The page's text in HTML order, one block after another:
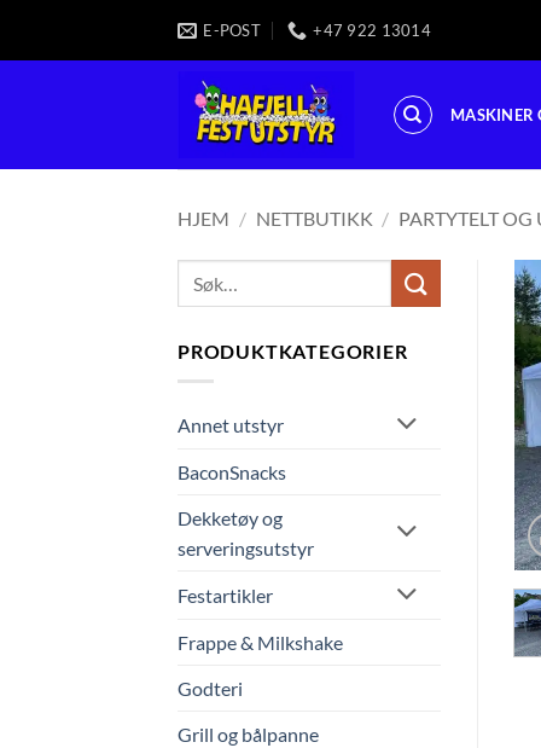
E-POST +47 922 13014
MASKINER
HJEM / NETTBUTIKK / PARTYTELT OG
PRODUKTKATEGORIER
Annet utstyr
BaconSnacks
Dekketøy og
serveringsutstyr
Festartikler
Frappe & Milkshake
Godteri
Grill og bålpanne